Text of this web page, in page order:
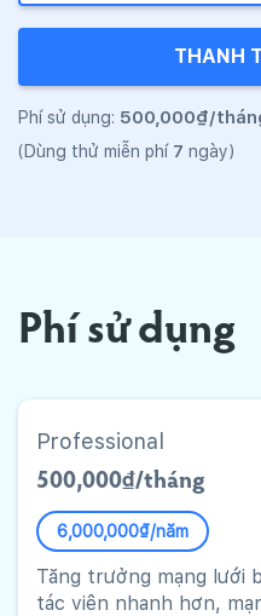
THANH
Phí sử dụng: 500,000₫/
(Dùng thử miễn phí 7 ngày)
Phí sử dụng
Professional
500,000₫/tháng
6,000,000₫/năm
Tăng trưởng mạng lưới
tác viên nhanh hơn,